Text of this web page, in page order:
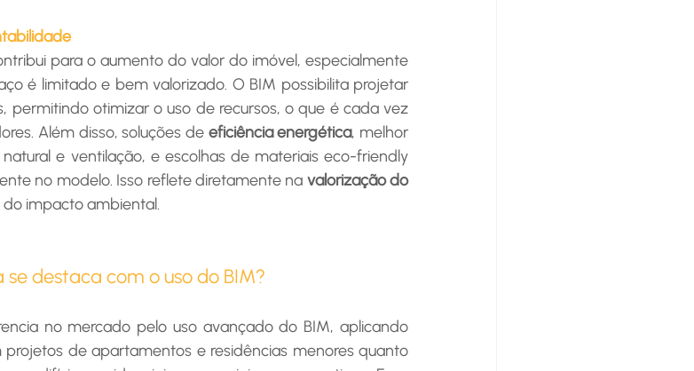
para o aumento do valor do imóvel, especialmente
é limitado e bem valorizado. O BIM possibilita projetar
permitindo otimizar o uso de recursos, o que é cada vez
Além disso, soluções de eficiência energética, melhor
e ventilação, e escolhas de materiais eco-friendly
no modelo. Isso reflete diretamente na valorização do
impacto ambiental.
destaca com o uso do BIM?
de apartamentos e residências menores quanto